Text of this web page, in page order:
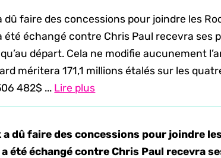
dû faire des concessions pour joindre les
été échangé contre Chris Paul recevra ses
départ. Cela ne modifie aucunement
méritera 171,1 millions étalés sur les
482$ ... Lire plus
a dû faire des concessions pour joindre
été échangé contre Chris Paul recevra